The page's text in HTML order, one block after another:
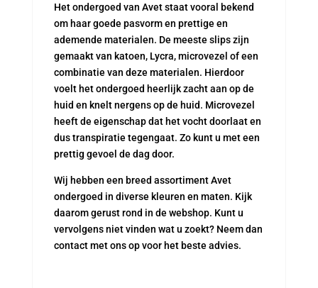
Het ondergoed van Avet staat vooral bekend
om haar goede pasvorm en prettige en
ademende materialen. De meeste slips zijn
gemaakt van katoen, Lycra, microvezel of een
combinatie van deze materialen. Hierdoor
voelt het ondergoed heerlijk zacht aan op de
huid en knelt nergens op de huid. Microvezel
heeft de eigenschap dat het vocht doorlaat en
dus transpiratie tegengaat. Zo kunt u met een
prettig gevoel de dag door.
Wij hebben een breed assortiment Avet
ondergoed in diverse kleuren en maten. Kijk
daarom gerust rond in de webshop. Kunt u
vervolgens niet vinden wat u zoekt? Neem dan
contact met ons op voor het beste advies.